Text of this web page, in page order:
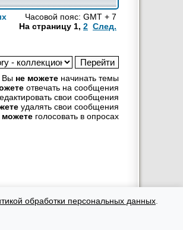
Часовой пояс: GMT + 7
На страницу 1, 2 След.
Вы не можете начинать темы
отвечать на сообщения
свои сообщения
удалять свои сообщения
можете голосовать в опросах
несут рекламодатели.
с врачом.
обработки персональных данных